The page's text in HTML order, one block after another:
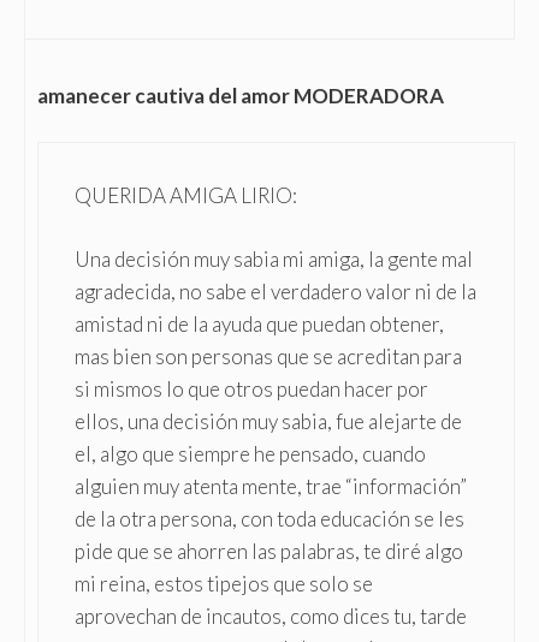
amanecer cautiva del amor MODERADORA
QUERIDA AMIGA LIRIO:
Una decisión muy sabia mi amiga, la gente mal
agradecida, no sabe el verdadero valor ni de la
amistad ni de la ayuda que puedan obtener,
mas bien son personas que se acreditan para
si mismos lo que otros puedan hacer por
ellos, una decisión muy sabia, fue alejarte de
el, algo que siempre he pensado, cuando
alguien muy atenta mente, trae “información”
de la otra persona, con toda educación se les
pide que se ahorren las palabras, te diré algo
mi reina, estos tipejos que solo se
aprovechan de incautos, como dices tu, tarde